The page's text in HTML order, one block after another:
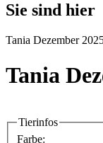
Sie sind hier
Tania Dezember
Tania
Tierinfos
Farbe: